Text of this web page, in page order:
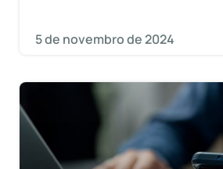
5 de novembro de 2024